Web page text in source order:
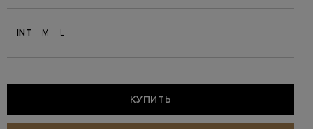
INT M L
КУПИТЬ